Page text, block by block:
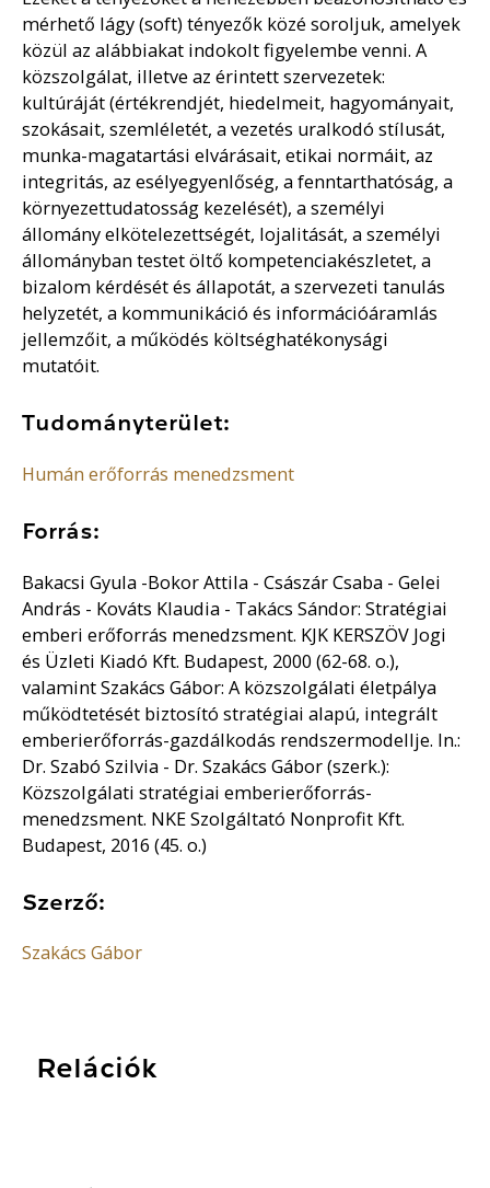
mérhető lágy (soft) tényezők közé soroljuk, amelyek
közül az alábbiakat indokolt figyelembe venni. A
közszolgálat, illetve az érintett szervezetek:
kultúráját (értékrendjét, hiedelmeit, hagyományait,
szokásait, szemléletét, a vezetés uralkodó stílusát,
munka-magatartási elvárásait, etikai normáit, az
integritás, az esélyegyenlőség, a fenntarthatóság, a
környezettudatosság kezelését), a személyi
állomány elkötelezettségét, lojalitását, a személyi
állományban testet öltő kompetenciakészletet, a
bizalom kérdését és állapotát, a szervezeti tanulás
helyzetét, a kommunikáció és információáramlás
jellemzőit, a működés költséghatékonysági
mutatóit.
Tudományterület:
Humán erőforrás menedzsment
Forrás:
Bakacsi Gyula -Bokor Attila - Császár Csaba - Gelei
András - Kováts Klaudia - Takács Sándor: Stratégiai
emberi erőforrás menedzsment. KJK KERSZÖV Jogi
és Üzleti Kiadó Kft. Budapest, 2000 (62-68. o.),
valamint Szakács Gábor: A közszolgálati életpálya
működtetését biztosító stratégiai alapú, integrált
emberierőforrás-gazdálkodás rendszermodellje. In.:
Dr. Szabó Szilvia - Dr. Szakács Gábor (szerk.):
Közszolgálati stratégiai emberierőforrás-
menedzsment. NKE Szolgáltató Nonprofit Kft.
Budapest, 2016 (45. o.)
Szerző:
Szakács Gábor
Relációk